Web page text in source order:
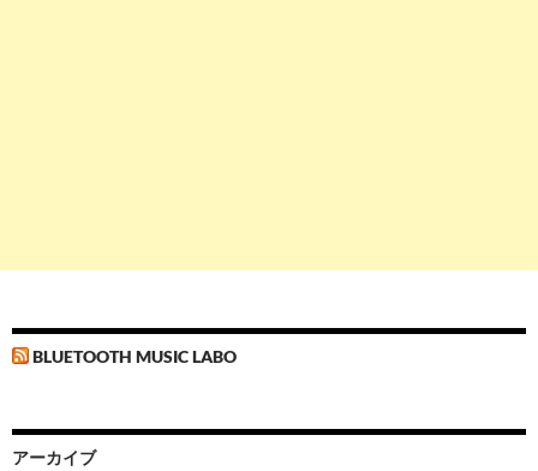
BLUETOOTH MUSIC LABO
アーカイブ